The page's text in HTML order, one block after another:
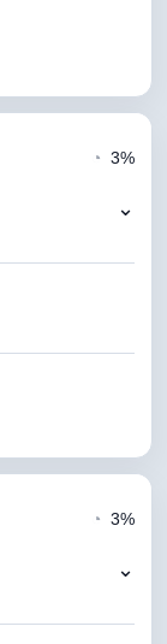
◔ 3%
⌄
◔ 3%
⌄